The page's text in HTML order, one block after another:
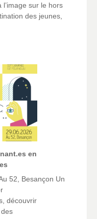
l’image sur le hors
des jeunes,
en
52, Besançon Un
découvrir